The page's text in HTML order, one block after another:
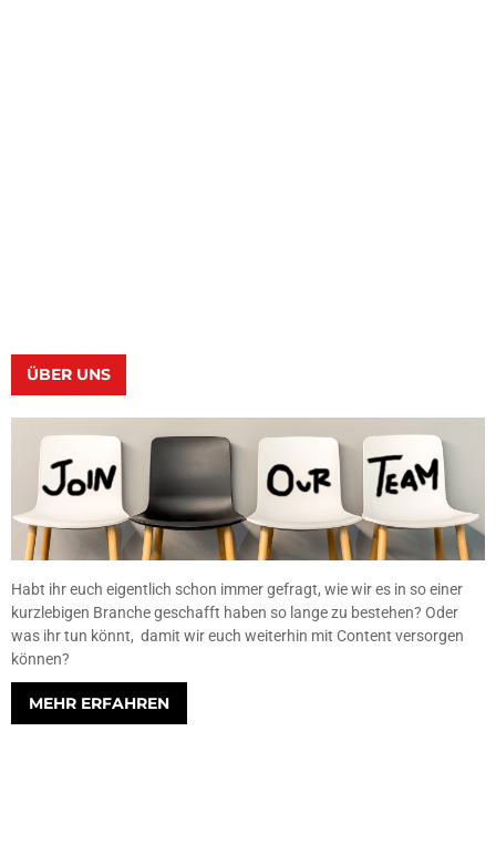
ÜBER UNS
Habt ihr euch eigentlich schon immer gefragt, wie wir es in so einer
kurzlebigen Branche geschafft haben so lange zu bestehen? Oder
was ihr tun könnt, damit wir euch weiterhin mit Content versorgen
können?
MEHR ERFAHREN